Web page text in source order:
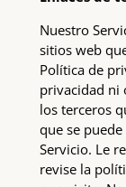
Nuestro
sitios web
Política de
privacidad ni
los terceros
que se
Servicio. Le
revise la